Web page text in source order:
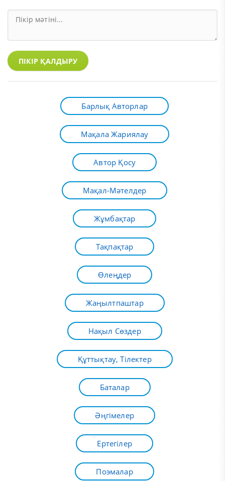
ПІКІР ҚАЛДЫРУ
Барлық Авторлар
Мақала Жариялау
Автор Қосу
Мақал-Мәтелдер
Жұмбақтар
Тақпақтар
Өлеңдер
Жаңылтпаштар
Нақыл Сөздер
Құттықтау, Тілектер
Баталар
Әңгімелер
Ертегілер
Поэмалар